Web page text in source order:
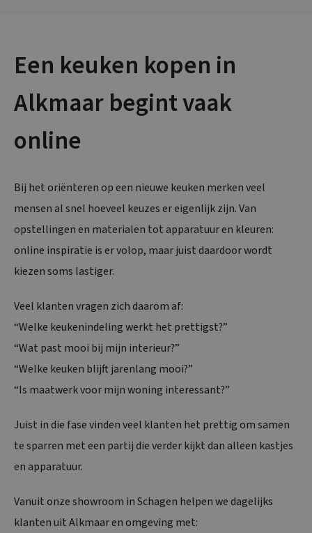
Een keuken kopen in
Alkmaar begint vaak
online
Bij het oriënteren op een nieuwe keuken merken veel
mensen al snel hoeveel keuzes er eigenlijk zijn. Van
opstellingen en materialen tot apparatuur en kleuren:
online inspiratie is er volop, maar juist daardoor wordt
kiezen soms lastiger.
Veel klanten vragen zich daarom af:
“Welke keukenindeling werkt het prettigst?”
“Wat past mooi bij mijn interieur?”
“Welke keuken blijft jarenlang mooi?”
“Is maatwerk voor mijn woning interessant?”
Juist in die fase vinden veel klanten het prettig om samen
te sparren met een partij die verder kijkt dan alleen kastjes
en apparatuur.
Vanuit onze showroom in Schagen helpen we dagelijks
klanten uit Alkmaar en omgeving met: